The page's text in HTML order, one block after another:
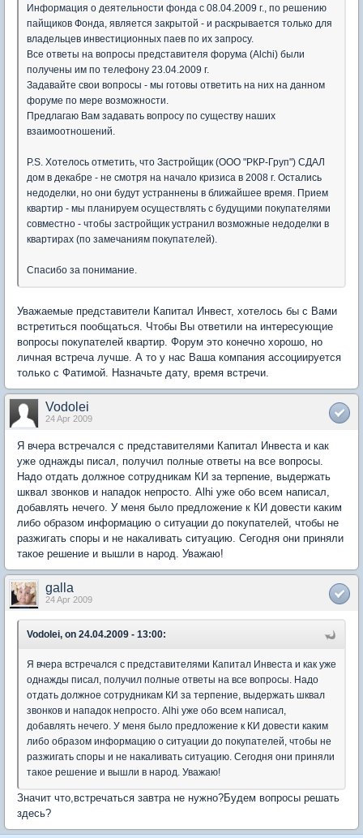
Информация о деятельности фонда с 08.04.2009 г., по решению
пайщиков Фонда, является закрытой - и раскрывается только для
владельцев инвестиционных паев по их запросу.
Все ответы на вопросы представителя форума (Alchi) были
получены им по телефону 23.04.2009 г.
Задавайте свои вопросы - мы готовы ответить на них на данном
форуме по мере возможности.
Предлагаю Вам задавать вопросу по существу наших
взаимоотношений.
Р.S. Хотелось отметить, что Застройщик (ООО "РКР-Груп") СДАЛ
дом в декабре - не смотря на начало кризиса в 2008 г. Остались
недоделки, но они будут устраннены в ближайшее время. Прием
квартир - мы планируем осуществлять с будущими покупателями
совместно - чтобы застройщик устранил возможные недоделки в
квартирах (по замечаниям покупателей).
Спасибо за понимание.
Уважаемые представители Капитал Инвест, хотелось бы с Вами
встретиться пообщаться. Чтобы Вы ответили на интересующие
вопросы покупателей квартир. Форум это конечно хорошо, но
личная встреча лучше. А то у нас Ваша компания ассоциируется
только с Фатимой. Назначьте дату, время встречи.
Vodolei
24 Apr 2009
Я вчера встречался с представителями Капитал Инвеста и как
уже однажды писал, получил полные ответы на все вопросы.
Надо отдать должное сотрудникам КИ за терпение, выдержать
шквал звонков и нападок непросто. Аlhi уже обо всем написал,
добавлять нечего. У меня было предложение к КИ довести каким
либо образом информацию о ситуации до покупателей, чтобы не
разжигать споры и не накаливать ситуацию. Сегодня они приняли
такое решение и вышли в народ. Уважаю!
galla
24 Apr 2009
Vodolei, on 24.04.2009 - 13:00:
Я вчера встречался с представителями Капитал Инвеста и как уже
однажды писал, получил полные ответы на все вопросы. Надо
отдать должное сотрудникам КИ за терпение, выдержать шквал
звонков и нападок непросто. Аlhi уже обо всем написал,
добавлять нечего. У меня было предложение к КИ довести каким
либо образом информацию о ситуации до покупателей, чтобы не
разжигать споры и не накаливать ситуацию. Сегодня они приняли
такое решение и вышли в народ. Уважаю!
Значит что,встречаться завтра не нужно?Будем вопросы решать
здесь?